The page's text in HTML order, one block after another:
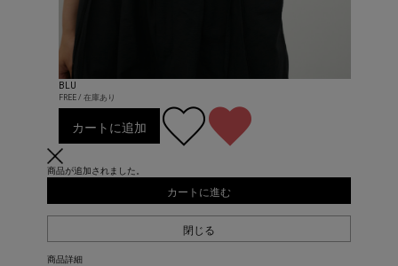
BLU
FREE / 在庫あり
カートに追加
商品が追加されました。
カートに進む
閉じる
商品詳細